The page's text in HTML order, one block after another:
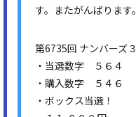
す。またがんばります。
第6735回 ナンバーズ３
・当選数字 ５６４
・購入数字 ５４６
・ボックス当選！